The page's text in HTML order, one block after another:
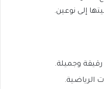
إلى نوعين.
رقيقة وجميلة.
الرياضية.